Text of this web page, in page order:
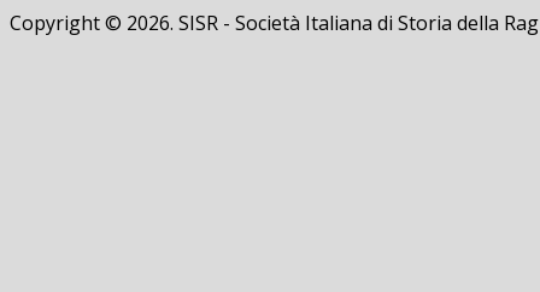
Copyright © 2026. SISR - Società Italiana di Storia della